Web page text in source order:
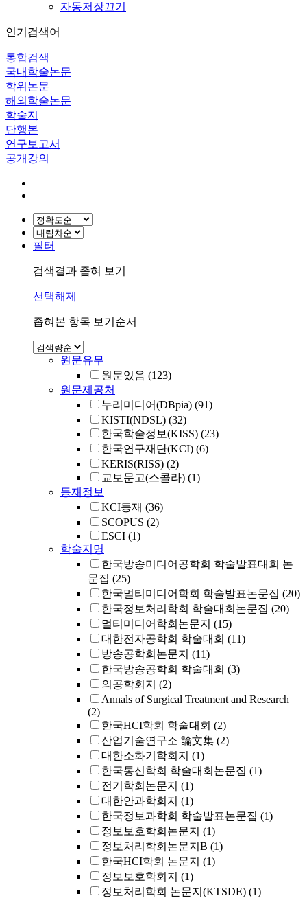
자동저장끄기
인기검색어
통합검색
국내학술논문
학위논문
해외학술논문
학술지
단행본
연구보고서
공개강의
필터
검색결과 좁혀 보기
선택해제
좁혀본 항목 보기순서
원문유무
원문있음 (123)
원문제공처
누리미디어(DBpia) (91)
KISTI(NDSL) (32)
한국학술정보(KISS) (23)
한국연구재단(KCI) (6)
KERIS(RISS) (2)
교보문고(스콜라) (1)
등재정보
KCI등재 (36)
SCOPUS (2)
ESCI (1)
학술지명
한국방송미디어공학회 학술발표대회 논
문집 (25)
한국멀티미디어학회 학술발표논문집 (20)
한국정보처리학회 학술대회논문집 (20)
멀티미디어학회논문지 (15)
대한전자공학회 학술대회 (11)
방송공학회논문지 (11)
한국방송공학회 학술대회 (3)
의공학회지 (2)
Annals of Surgical Treatment and Research
(2)
한국HCI학회 학술대회 (2)
산업기술연구소 論文集 (2)
대한소화기학회지 (1)
한국통신학회 학술대회논문집 (1)
전기학회논문지 (1)
대한안과학회지 (1)
한국정보과학회 학술발표논문집 (1)
정보보호학회논문지 (1)
정보처리학회논문지B (1)
한국HCI학회 논문지 (1)
정보보호학회지 (1)
정보처리학회 논문지(KTSDE) (1)